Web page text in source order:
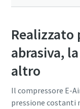
Realizzato
abrasiva,
altro
Il compressore E-
pressione costanti